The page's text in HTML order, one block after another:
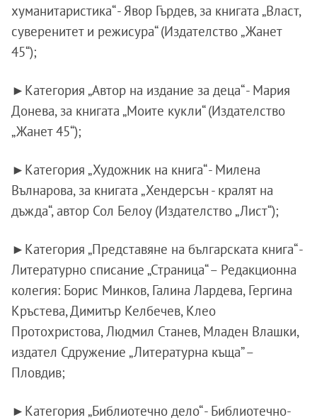
хуманитаристика“ - Явор Гърдев, за книгата „Власт,
суверенитет и режисура“ (Издателство „Жанет
45“);
►Категория „Автор на издание за деца“ - Мария
Донева, за книгата „Моите кукли“ (Издателство
„Жанет 45“);
►Категория „Художник на книга“ - Милена
Вълнарова, за книгата „Хендерсън - кралят на
дъжда“, автор Сол Белоу (Издателство „Лист“);
►Категория „Представяне на българската книга“ -
Литературно списание „Страница“ – Редакционна
колегия: Борис Минков, Галина Лардева, Гергина
Кръстева, Димитър Келбечев, Клео
Протохристова, Людмил Станев, Младен Влашки,
издател Сдружение „Литературна къща” –
Пловдив;
►Категория „Библиотечно дело“ - Библиотечно-